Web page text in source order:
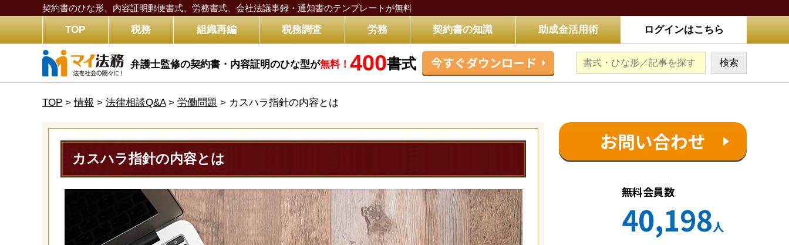
契約書のひな形、内容証明郵便書式、労務書式、 会社法議事録・通知書のテンプレートが無料
TOP 税務 組織再編 税務調査 労務 契約書の知識 助成金活用術 ログインはこちら
弁護士監修の契約書・内容証明のひな型が無料！ 400書式 今すぐダウンロード
TOP >情報 > 法律相談Q&A> 労働問題 > カスハラ指針の内容とは
カスハラ指針の内容とは
お問い合わせ
無料会員数
40,198人